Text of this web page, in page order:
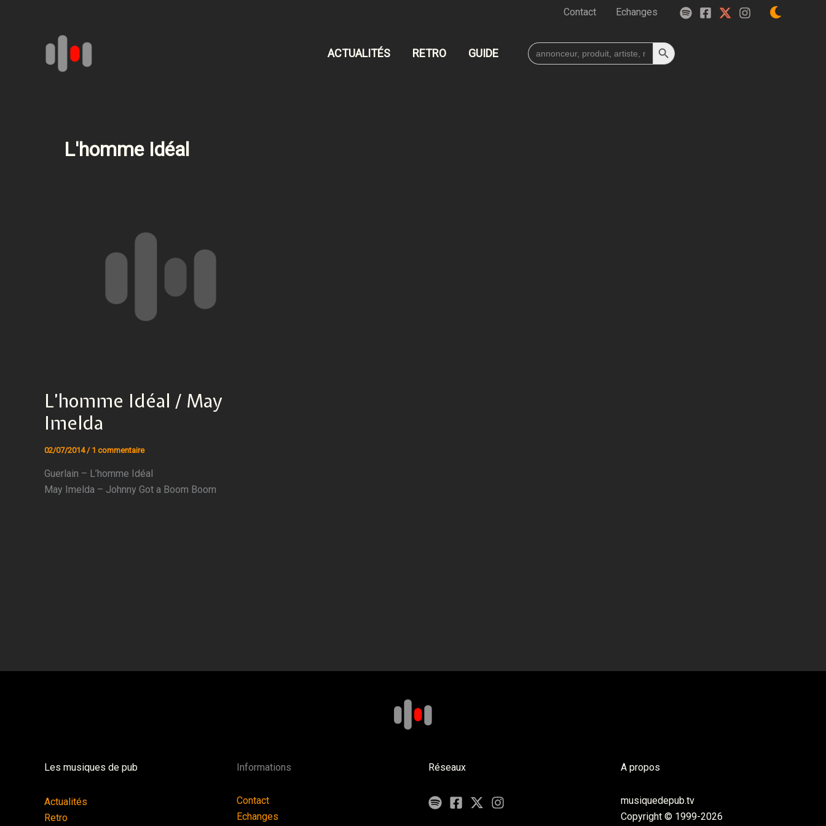
Contact Echanges
ACTUALITÉS RETRO GUIDE
Search
for:
Search Button
L'homme Idéal
L’homme Idéal / May
Imelda
02/07/2014/ 1 commentaire
Guerlain – L’homme Idéal
May Imelda – Johnny Got a Boom Boom
Les musiques de pub
Actualités
Retro
Informations
Contact
Echanges
Réseaux A propos
musiquedepub.tv
Copyright © 1999-2026